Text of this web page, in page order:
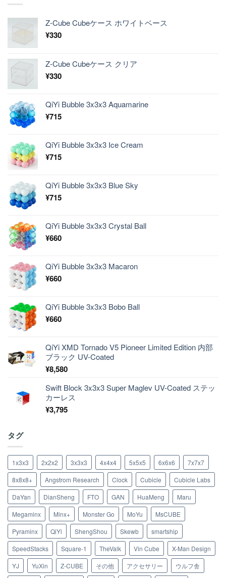
Z-Cube Cubeケース ホワイトベース
¥330
Z-Cube Cubeケース クリア
¥330
QiYi Bubble 3x3x3 Aquamarine
¥715
QiYi Bubble 3x3x3 Ice Cream
¥715
QiYi Bubble 3x3x3 Blue Sky
¥715
QiYi Bubble 3x3x3 Crystal Ball
¥660
QiYi Bubble 3x3x3 Macaron
¥660
QiYi Bubble 3x3x3 Bobo Ball
¥660
QiYi XMD Tornado V5 Pioneer Limited Edition 内部
ブラック UV-Coated
¥8,580
Swift Block 3x3x3 Super Maglev UV-Coated ステッ
カーレス
¥3,795
タグ
1x3x3 2x2x2 3x3x3 4x4x4 5x5x5 6x6x6
7x7x7
8x8x8+
Angstrom Research Clock Cubicle
Cubicle Labs
DaYan
DianSheng FTO GAN HuaMeng
Maru
Megaminx
Minx+ Monster Go MoYu
MsCUBE
Pyraminx
QiYi ShengShou Skewb
smartship
SpeedStacks
Square-1 TheValk Vin Cube
X-Man Design
YJ
YuXin Z-CUBE その他 アクセサリー
ウルフ舎